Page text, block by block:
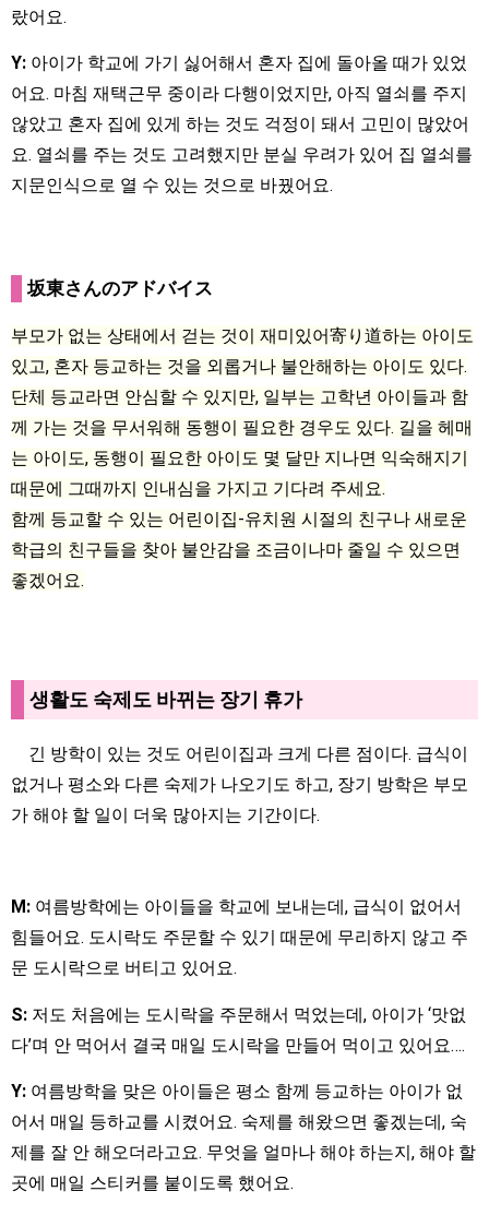
랐어요.
Y: 아이가 학교에 가기 싫어해서 혼자 집에 돌아올 때가 있었
어요. 마침 재택근무 중이라 다행이었지만, 아직 열쇠를 주지
않았고 혼자 집에 있게 하는 것도 걱정이 돼서 고민이 많았어
요. 열쇠를 주는 것도 고려했지만 분실 우려가 있어 집 열쇠를
지문인식으로 열 수 있는 것으로 바꿨어요.
坂東さんのアドバイス
부모가 없는 상태에서 걷는 것이 재미있어寄り道하는 아이도
있고, 혼자 등교하는 것을 외롭거나 불안해하는 아이도 있다.
단체 등교라면 안심할 수 있지만, 일부는 고학년 아이들과 함
께 가는 것을 무서워해 동행이 필요한 경우도 있다. 길을 헤매
는 아이도, 동행이 필요한 아이도 몇 달만 지나면 익숙해지기
때문에 그때까지 인내심을 가지고 기다려 주세요.
함께 등교할 수 있는 어린이집-유치원 시절의 친구나 새로운
학급의 친구들을 찾아 불안감을 조금이나마 줄일 수 있으면
좋겠어요.
생활도 숙제도 바뀌는 장기 휴가
긴 방학이 있는 것도 어린이집과 크게 다른 점이다. 급식이
없거나 평소와 다른 숙제가 나오기도 하고, 장기 방학은 부모
가 해야 할 일이 더욱 많아지는 기간이다.
M: 여름방학에는 아이들을 학교에 보내는데, 급식이 없어서
힘들어요. 도시락도 주문할 수 있기 때문에 무리하지 않고 주
문 도시락으로 버티고 있어요.
S: 저도 처음에는 도시락을 주문해서 먹었는데, 아이가 ‘맛없
다’며 안 먹어서 결국 매일 도시락을 만들어 먹이고 있어요….
Y: 여름방학을 맞은 아이들은 평소 함께 등교하는 아이가 없
어서 매일 등하교를 시켰어요. 숙제를 해왔으면 좋겠는데, 숙
제를 잘 안 해오더라고요. 무엇을 얼마나 해야 하는지, 해야 할
곳에 매일 스티커를 붙이도록 했어요.